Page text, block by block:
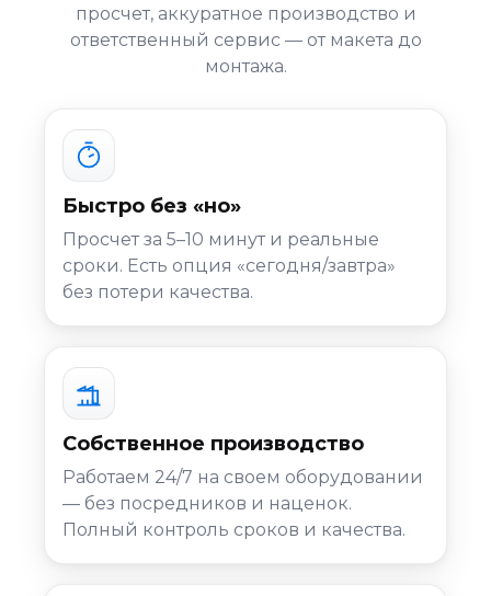
просчет, аккуратное производство и
ответственный сервис — от макета до
монтажа.
Быстро без «но»
Просчет за 5–10 минут и реальные
сроки. Есть опция «сегодня/завтра»
без потери качества.
Собственное производство
Работаем 24/7 на своем оборудовании
— без посредников и наценок.
Полный контроль сроков и качества.